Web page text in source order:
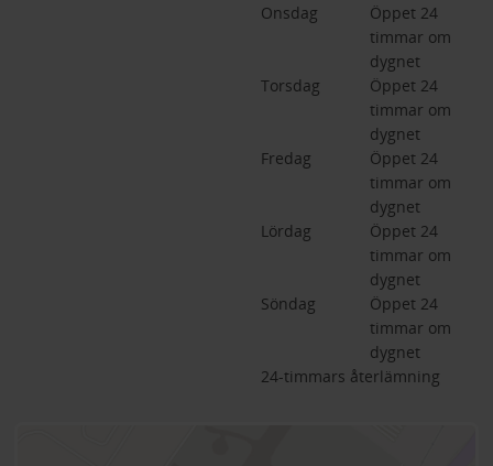
Onsdag
Öppet 24
timmar om
dygnet
Torsdag
Öppet 24
timmar om
dygnet
Fredag
Öppet 24
timmar om
dygnet
Lördag
Öppet 24
timmar om
dygnet
Söndag
Öppet 24
timmar om
dygnet
24-timmars återlämning